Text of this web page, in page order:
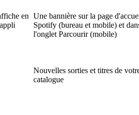
en Une bannière sur la page
Spotify (bureau et mobile) et
l'onglet Parcourir (mobile)
Nouvelles sorties et titres de
catalogue